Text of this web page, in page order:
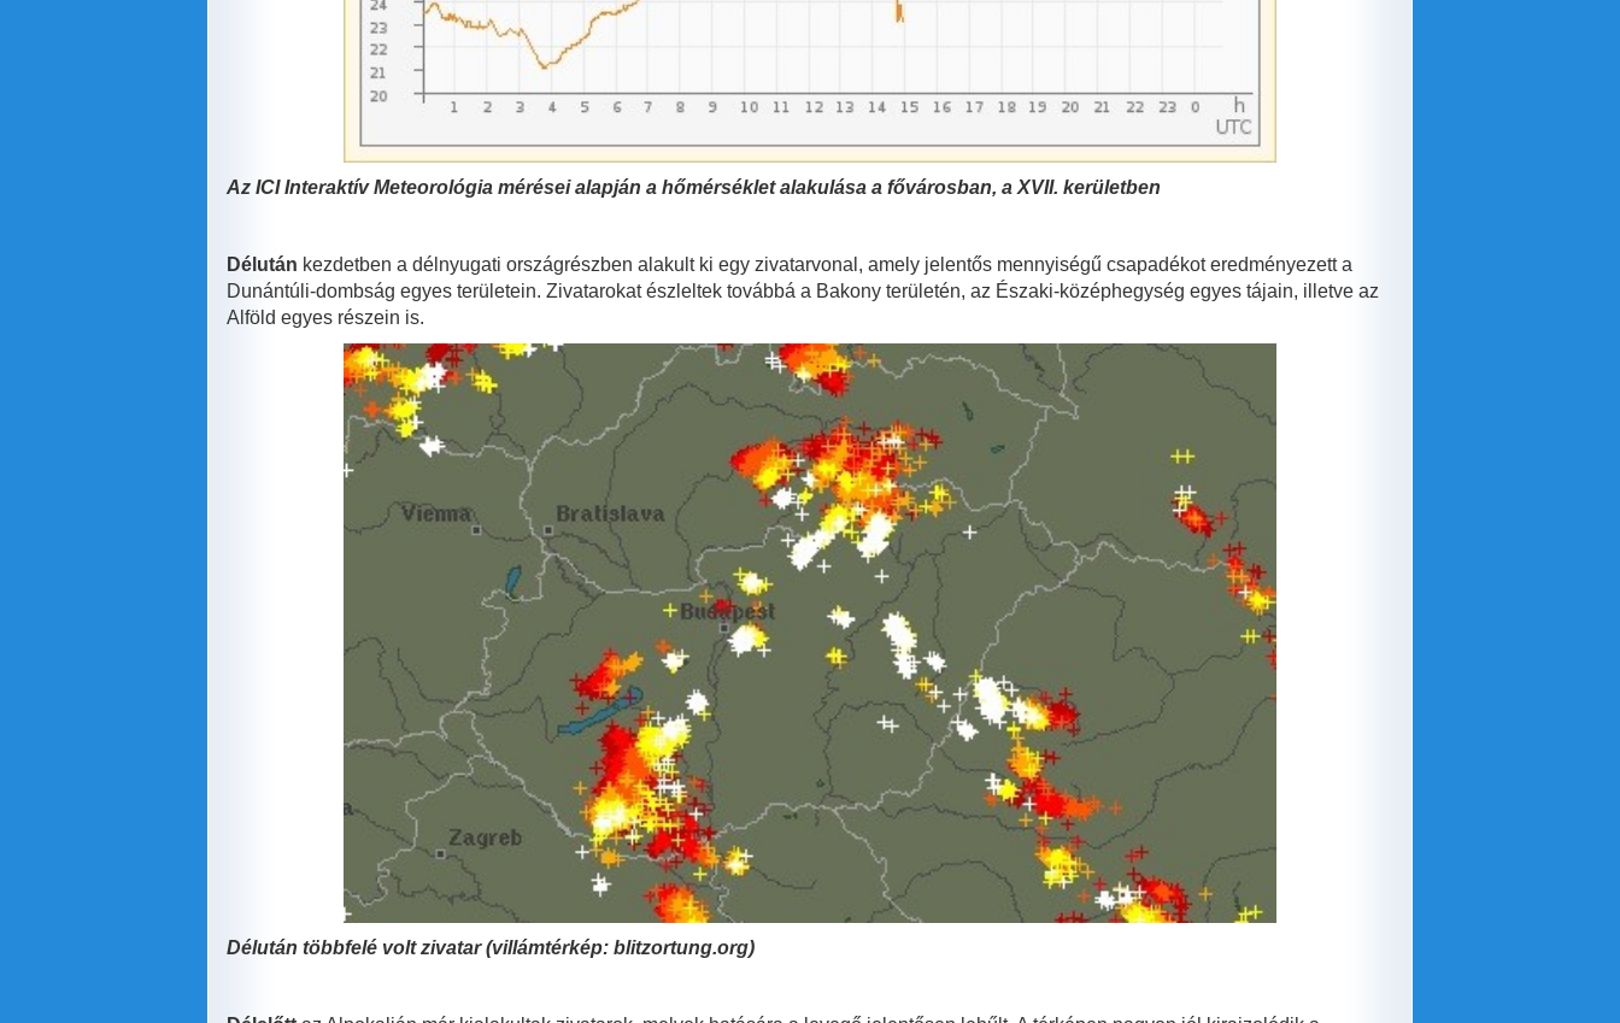
Az ICIInteraktív Meteorológia mérései alapján a hőmérséklet alakulása a fővárosban, a XVII. kerületben
Délután kezdetben a délnyugati országrészben alakult ki egy zivatarvonal, amely jelentős mennyiségű csapadékot eredményezett a
Dunántúli-dombság egyes területein. Zivatarokat észleltek továbbá a Bakony területén, az Északi-középhegység egyes tájain, illetve az
Alföld egyes részein is.
Délután többfelé volt zivatar (villámtérkép: blitzortung.org)